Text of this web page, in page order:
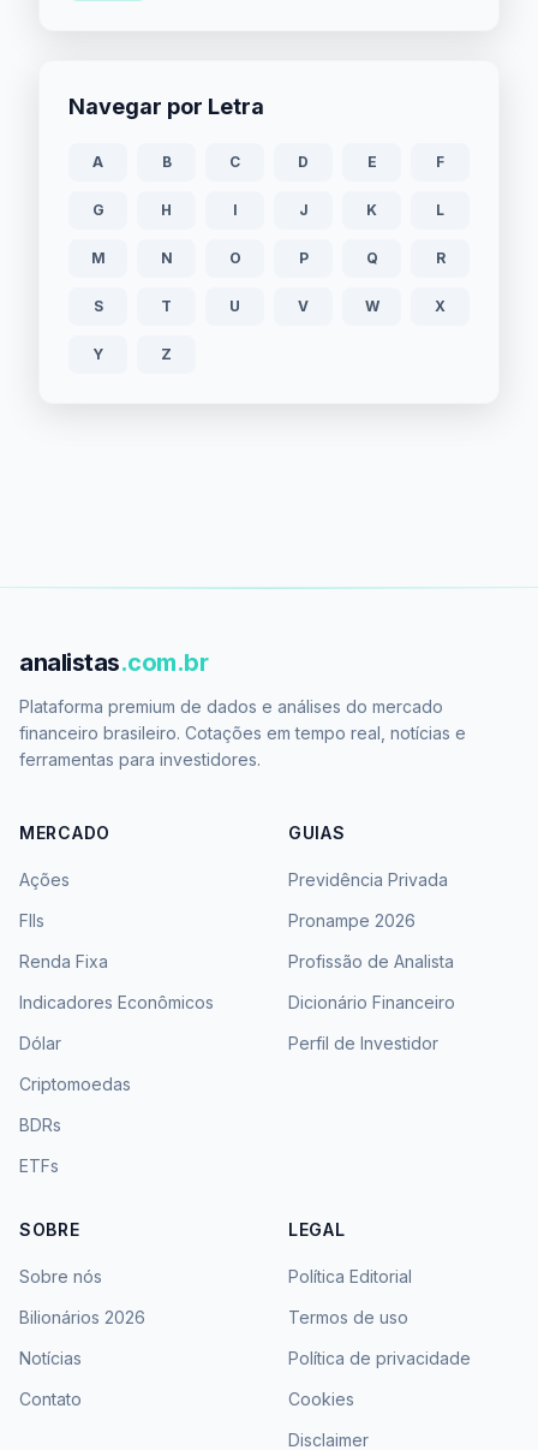
Navegar por Letra
A B C D E F
G H I J K L
M N O P Q R
S T U V W X
Y Z
analistas.com.br
Plataforma premium de dados e análises do mercado
financeiro brasileiro. Cotações em tempo real, notícias e
ferramentas para investidores.
MERCADO
Ações
FIIs
Renda Fixa
Indicadores Econômicos
Dólar
Criptomoedas
BDRs
ETFs
GUIAS
Previdência Privada
Pronampe 2026
Profissão de Analista
Dicionário Financeiro
Perfil de Investidor
SOBRE
Sobre nós
Bilionários 2026
Notícias
Contato
LEGAL
Política Editorial
Termos de uso
Política de privacidade
Cookies
Disclaimer